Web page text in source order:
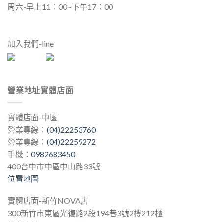
周六-早上11：00~下午17：00
加入我們-line
營業地址實體店面
實體店面-中區
營業專線： (04)22253760
營業專線： (04)22259272
手機： 0982683450
400台中市中區中山路33號
位置地圖
實體店面-新竹NOVA店
300新竹市東區光復路2段194巷3號2樓212櫃